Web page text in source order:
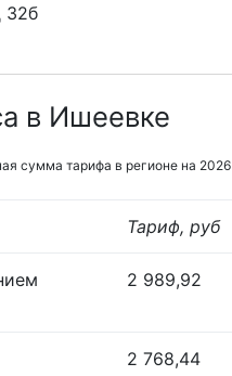
32б
в Ишеевке
сумма тарифа в регионе на 2026
Тариф, руб
2 989,92
2 768,44